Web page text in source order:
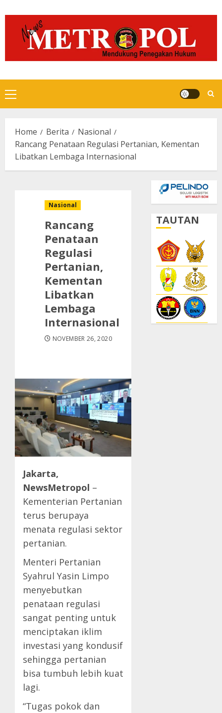
to
content
Primary
Menu
Home Berita
Nasional
Rancang Penataan Regulasi Pertanian, Kementan
Libatkan Lembaga Internasional
Nasional
Rancang
Penataan
Regulasi
Pertanian,
Kementan
Libatkan
Lembaga
Internasional
NOVEMBER 26, 2020
Jakarta,
NewsMetropol –
Kementerian Pertanian
terus berupaya
menata regulasi sektor
pertanian.
Menteri Pertanian
Syahrul Yasin Limpo
menyebutkan
penataan regulasi
sangat penting untuk
menciptakan iklim
investasi yang kondusif
sehingga pertanian
bisa tumbuh lebih kuat
lagi.
“Tugas pokok dan
TAUTAN